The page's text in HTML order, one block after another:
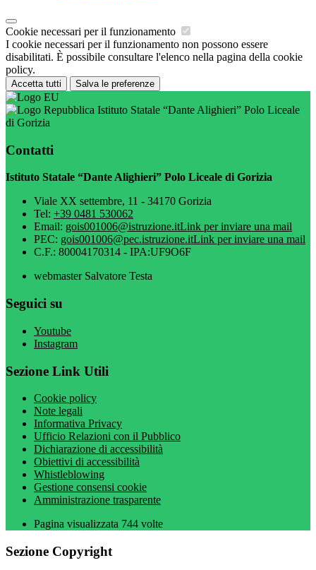
Cookie necessari per il funzionamento
I cookie necessari per il funzionamento non possono essere
disabilitati. È possibile consultare l'elenco nella pagina della cookie
policy.
Accetta tutti Salva le preferenze
Istituto Statale “Dante Alighieri” Polo Liceale
di Gorizia
Contatti
Istituto Statale “Dante Alighieri” Polo Liceale di Gorizia
Viale XX settembre, 11 - 34170 Gorizia
Tel: +39 0481 530062
Email: gois001006@istruzione.itLink per inviare una mail
PEC: gois001006@pec.istruzione.itLink per inviare una mail
C.F.: 80004170314 - IPA:UF9O6F
webmaster Salvatore Testa
Seguici su
Youtube
Instagram
Sezione Link Utili
Cookie policy
Note legali
Informativa Privacy
Ufficio Relazioni con il Pubblico
Dichiarazione di accessibilità
Obiettivi di accessibilità
Whistleblowing
Gestione consensi cookie
Amministrazione trasparente
Pagina visualizzata 744 volte
Sezione Copyright